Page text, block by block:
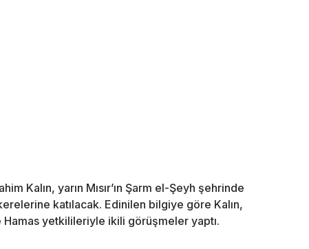
Kalın, yarın Mısır’ın Şarm el-Şeyh şehrinde
katılacak. Edinilen bilgiye göre Kalın,
Hamas yetkilileriyle ikili görüşmeler yaptı.